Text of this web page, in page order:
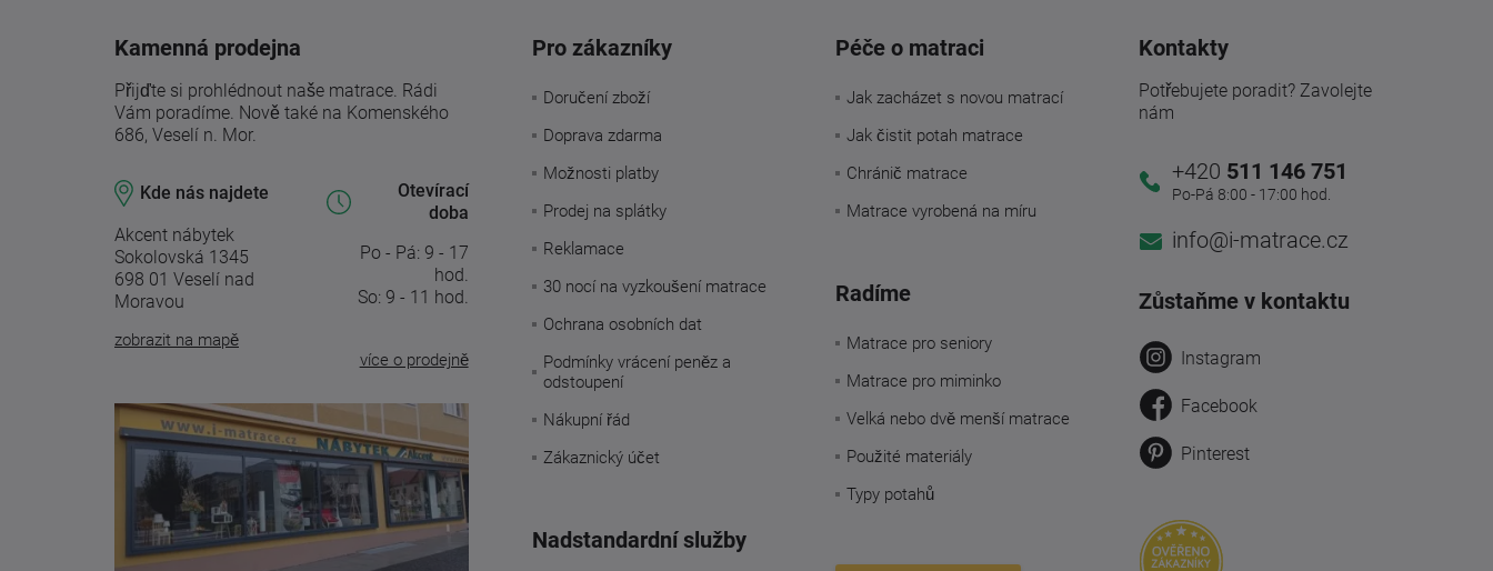
Kamenná prodejna
Přijďte si prohlédnout naše matrace. Rádi
Vám poradíme. Nově také na Komenského
686, Veselí n. Mor.
Kde nás najdete
Akcent nábytek
Sokolovská 1345
698 01 Veselí nad
Moravou
zobrazit na mapě
Otevírací
doba
Po - Pá: 9 - 17
hod.
So: 9 - 11 hod.
více o prodejně
Pro zákazníky
Doručení zboží
Doprava zdarma
Možnosti platby
Prodej na splátky
Reklamace
30 nocí na vyzkoušení matrace
Ochrana osobních dat
Podmínky vrácení peněz a
odstoupení
Nákupní řád
Zákaznický účet
Nadstandardní služby
Péče o matraci
Jak zacházet s novou matrací
Jak čistit potah matrace
Chránič matrace
Matrace vyrobená na míru
Radíme
Matrace pro seniory
Matrace pro miminko
Velká nebo dvě menší matrace
Použité materiály
Typy potahů
Kontakty
Potřebujete poradit? Zavolejte
nám
+420 511 146 751
Po-Pá 8:00 - 17:00 hod.
info@i-matrace.cz
Zůstaňme v kontaktu
Instagram
Facebook
Pinterest